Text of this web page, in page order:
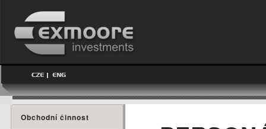
Obchodní činnost